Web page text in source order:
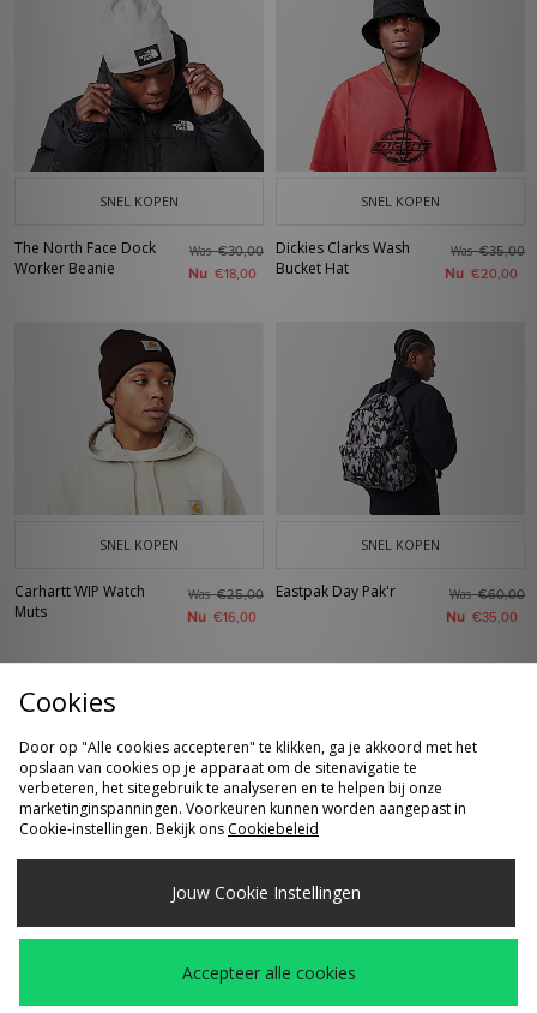
SNEL KOPEN
The North Face Dock
Worker Beanie
Was€30,00
Nu €18,00
SNEL KOPEN
Dickies Clarks Wash
Bucket Hat
Was€35,00
Nu €20,00
SNEL KOPEN
Carhartt WIP Watch
Muts
Was€25,00
Nu €16,00
SNEL KOPEN
Eastpak Day Pak'r Was€60,00
Nu €35,00
SNEL KOPEN
Home Grown x New
Was€40,00
Nike Apex Dri-FIT
Was€39,00
Cookies
Door op "Alle cookies accepteren" te klikken, ga je akkoord met het
opslaan van cookies op je apparaat om de sitenavigatie te
verbeteren, het sitegebruik te analyseren en te helpen bij onze
marketinginspanningen. Voorkeuren kunnen worden aangepast in
Cookie-instellingen. Bekijk ons Cookiebeleid
Jouw Cookie Instellingen
Accepteer alle cookies